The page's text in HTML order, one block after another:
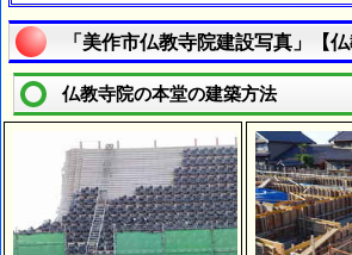
「美作市仏教寺院建設写真」【仏
仏教寺院の本堂の建築方法